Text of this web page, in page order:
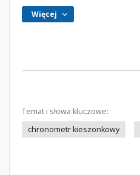
Więcej
Temat i słowa kluczowe:
chronometr kieszonkowy